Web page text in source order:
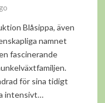
Blåsippa, även
namnet
fascinerande
för sina tidigt
intensivt…